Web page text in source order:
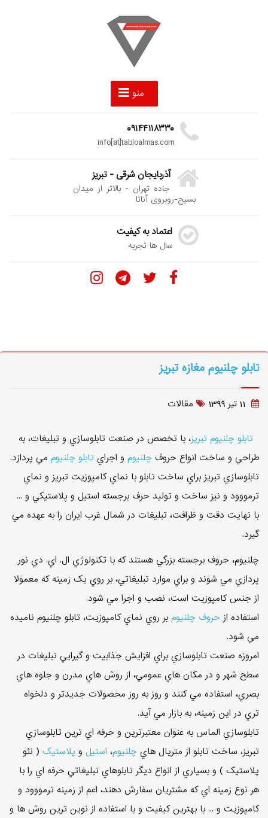
منو
۰۹۱۴۴۱۱۸۳۳۰
info[at]tabloalmas.com
آذربایجان شرقی - تبریز
جاده تهران - بالاتر از میدان
بسیج-روبروی آناتا
اعتماد به کیفیت
سال ها تجربه
تابلو چلنیوم مغازه تبریز
11 تير 1399 مقالات
تابلو چلنيوم تبريز، با تخصص در صنعت تابلوسازي و تبليغات، به
طراحي و ساخت انواع حروف چلنيوم و اجراي تابلو چلنيوم مي پردازد.
تابلوسازي تبريز براي ساخت تابلو با نماي کامپوزيت تبريز و نماي
ترمووود و نيز ساخت و توليد حرف برجسته استيل و پلاستيکي و ...
با نهايت دقت و ظرافت، تبليغات در شمال غرب ايران را به عهده مي
گيرد.
چلنيوم، حروف برجسته بزرگي هستند که با تکنولوژي ال. اي. دي نور
پردازي مي شوند و براي موارد تبليغاتي، بر روي يک زمينه که معمولا
از جنس کامپوزيت است، نصب و اجرا مي شود.
استفاده از حروف چلنيوم بر روي نماي کامپوزيت، تابلو چلنيوم ناميده
مي شود.
امروزه صنعت تابلوسازي براي افزايش جذابيت و گيرايي تبليغات در
سطح شهر و در مکان هاي عمومي، از روش هاي مدرن و جلوه هاي
بصري، استفاده مي کنند و روز به روز محصولات جديدتر و دلخواه
تري در اين زمينه، به بازار مي آيد.
تابلوسازي الماس به عنوان معتبرترين و حرفه اي ترين تابلوسازي
تبريز، ساخت تابلو از متريال هاي چلنيوم، استيل و پلاستيک ( نئو
پلاستيک ) و بسياري از انواع ديگر تابلوهاي تبليغاتي حرفه اي را با
هر نوع زمينه اي که مشتريان سفارش دهند، اعم از زمينه ترمووود و
کامپوزيت و ... با بهترين کيفيت و با استفاده از نوين ترين روش ها و